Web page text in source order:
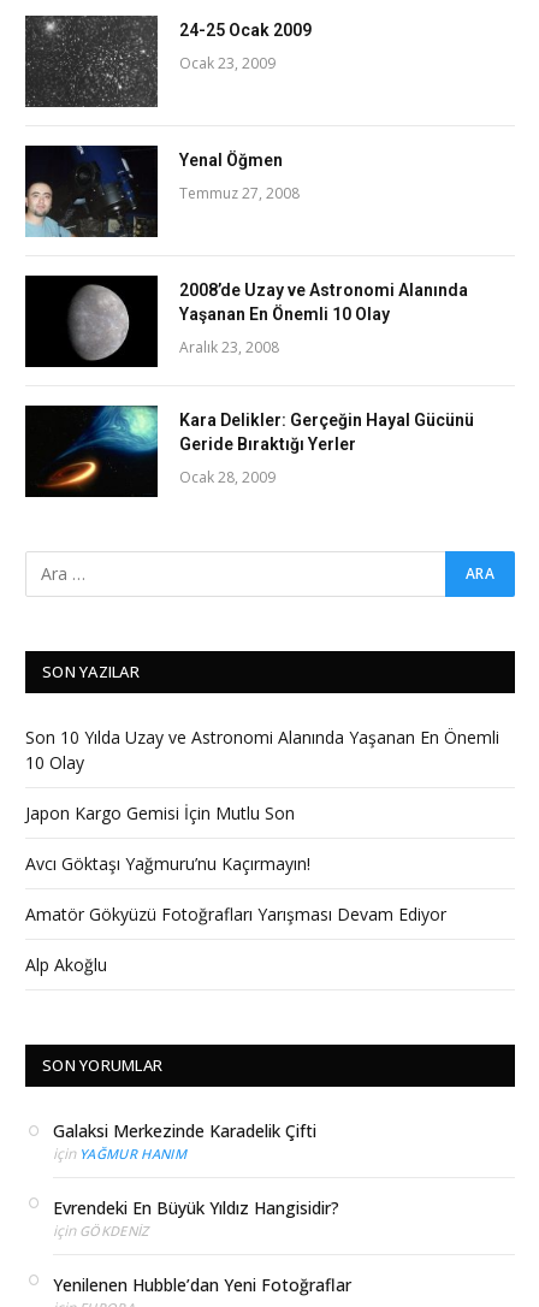
24-25 Ocak 2009
Ocak 23, 2009
Yenal Öğmen
Temmuz 27, 2008
2008’de Uzay ve Astronomi Alanında
Yaşanan En Önemli 10 Olay
Aralık 23, 2008
Kara Delikler: Gerçeğin Hayal Gücünü
Geride Bıraktığı Yerler
Ocak 28, 2009
SON YAZILAR
Son 10 Yılda Uzay ve Astronomi Alanında Yaşanan En Önemli
10 Olay
Japon Kargo Gemisi İçin Mutlu Son
Avcı Göktaşı Yağmuru’nu Kaçırmayın!
Amatör Gökyüzü Fotoğrafları Yarışması Devam Ediyor
Alp Akoğlu
SON YORUMLAR
Galaksi Merkezinde Karadelik Çifti
için YAĞMUR HANIM
Evrendeki En Büyük Yıldız Hangisidir?
için GÖKDENIZ
Yenilenen Hubble’dan Yeni Fotoğraflar